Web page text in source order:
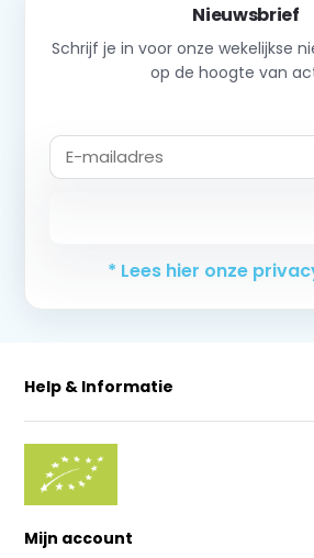
Nieuwsbrief
Schrijf je in voor onze wekelijkse
op de hoogte van
* Lees hier onze
Help & Informatie
Mijn account